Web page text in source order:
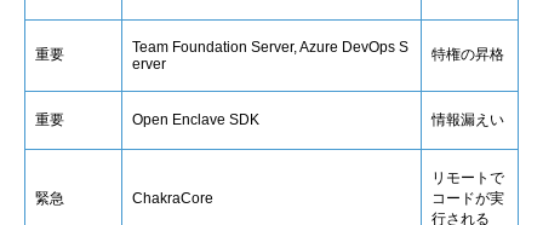
重要
Team Foundation Server, Azure DevOps S
erver
特権の昇格
重要 Open Enclave SDK 情報漏えい
緊急 ChakraCore
リモートで
コードが実
行される